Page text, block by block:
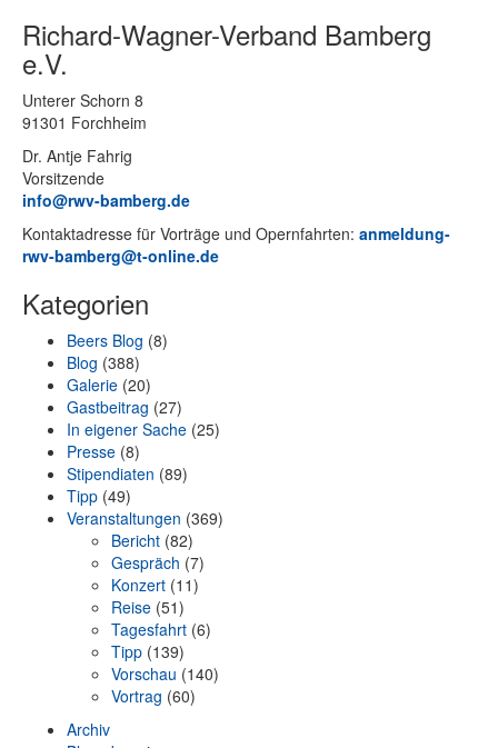
Richard-Wagner-Verband Bamberg
e.V.
Un­te­rer Schorn 8
91301 Forchheim
Dr. Ant­je Fahrig
Vorsitzende
info@rwv-bamberg.de
Kon­takt­adres­se für Vor­trä­ge und Opern­fahr­ten: anmeldung-
rwv-bamberg@t-online.de
Kategorien
Beers Blog (8)
Blog (388)
Galerie (20)
Gastbeitrag (27)
In eigener Sache (25)
Presse (8)
Stipendiaten (89)
Tipp (49)
Veranstaltungen (369)
Bericht (82)
Gespräch (7)
Konzert (11)
Reise (51)
Tagesfahrt (6)
Tipp (139)
Vorschau (140)
Vortrag (60)
Archiv